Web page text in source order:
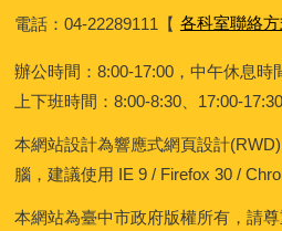
電話：04-22289111 【 各科室聯絡
辦公時間：8:00-17:00，中午休息時
上下班時間：8:00-8:30、17:00-17:30
本網站設計為響應式網頁設計
腦，建議使用 IE 9 / Firefox 30 /
本網站為臺中市政府版權所有，請